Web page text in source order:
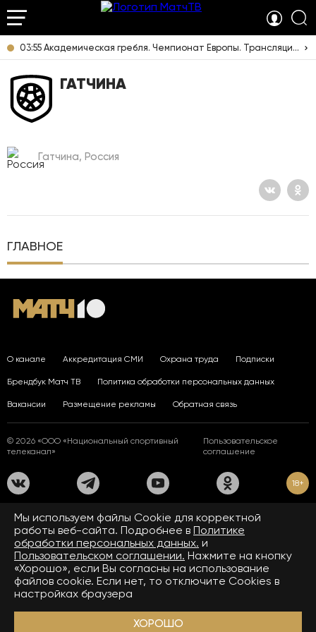
03:55 Академическая гребля. Чемпионат Европы. Трансляция из Италии [6+]
ГАТЧИНА
Гатчина, Россия
ГЛАВНОЕ
О канале Аккредитация СМИ Охрана труда Подписки
Брендбук Матч ТВ Политика обработки персональных данных
Вакансии Размещение рекламы Обратная связь
© 2026 «ООО «Национальный спортивный
телеканал»
Пользовательское
соглашение
18+
На сайте применяются рекомендательные технологии. Подробнее
Правилах применения рекомендательных технологий.
Средство массовой информации сетевое издание «www.matchtv.ru»
зарегистрировано Федеральной службой по надзору в сфере связи,
информационных технологий и массовых коммуникаций (Роскомнадзор).
Свидетельство о регистрации средства массовой информации ЭЛ № ФС 77 - 72390
от 28.02.2018. Название — www.matchtv.ru.
Учредитель (соучредители) СМИ сетевого издания «www.matchtv.ru»: ООО
«Национальный спортивный телеканал», главный редактор СМИ сетевого издания
сетевого издания «www.matchtv.ru»:matchtv@matchtv.ru
Мы используем файлы Сookie для корректной
работы веб-сайта. Подробнее в Политике
обработки персональных данных. и
Пользовательском соглашении. Нажмите на кнопку
«Хорошо», если Вы согласны на использование
файлов cookie. Если нет, то отключите Cookies в
настройках браузера
ХОРОШО